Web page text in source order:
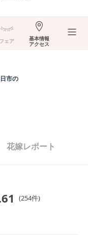
フェア 基本情報
アクセス
市の
花嫁レポート
254件